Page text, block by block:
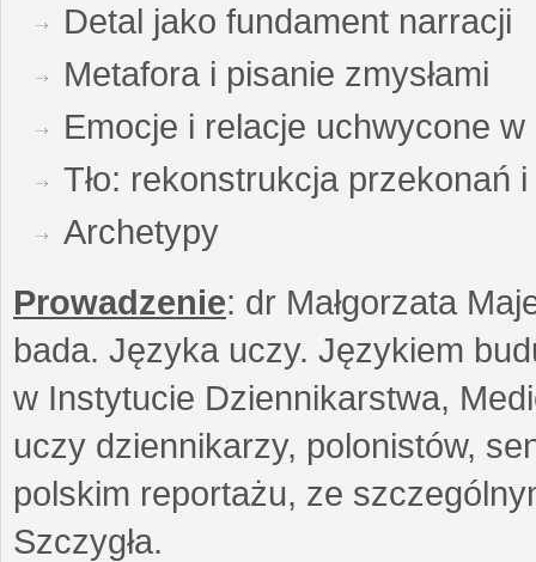
Detal jako fundament narracji
Metafora i pisanie zmysłami
Emocje i relacje uchwycone
Tło: rekonstrukcja przekonań
Archetypy
Prowadzenie: dr Małgorzata
bada. Języka uczy. Językiem
w Instytucie Dziennikarstwa,
uczy dziennikarzy, polonistów,
polskim reportażu, ze
Szczygła.